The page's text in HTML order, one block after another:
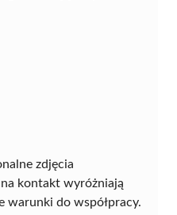
zdjęcia
kontakt wyróżniają
do współpracy.